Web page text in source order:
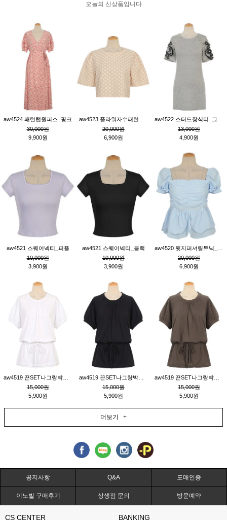
오늘의 신상품입니다
aw4524 패턴랩원피스_핑크
30,000원
9,900원
20,000원
6,900원
13,000원
4,900원
aw4521 스퀘어넥티_퍼플
10,000원
3,900원
aw4521 스퀘어넥티_블랙
10,000원
3,900원
20,000원
6,900원
15,000원
5,900원
15,000원
5,900원
15,000원
5,900원
더보기 +
공지사항 Q&A 도매인증
이노빌 구매후기 상생점 문의 방문예약
CS CENTER BANKING